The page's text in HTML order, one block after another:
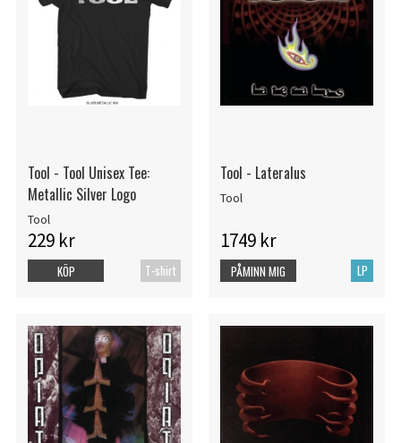
Tool - Tool Unisex Tee:
Metallic Silver Logo
Tool
229 kr
T-shirt
KÖP
Tool - Lateralus
Tool
1749 kr
LP
PÅMINN MIG